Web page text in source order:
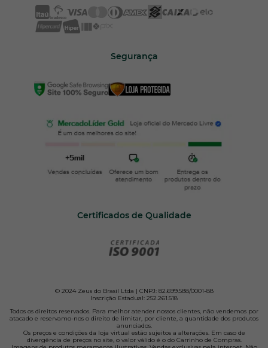
Segurança
Certificados de Qualidade
© 2024 Zeus do Brasil Ltda | CNPJ: 82.699.588/0001-88
Inscrição Estadual: 252.261.518
Todos os direitos reservados. Para melhor atender nossos clientes, não vendemos por
atacado e reservamo-nos o direito de limitar, por cliente, a quantidade dos produtos
anunciados.
Os preços e condições da loja virtual estão sujeitos a alterações. Em caso de
divergência de preços no site, o valor válido é o do Carrinho de Compras.